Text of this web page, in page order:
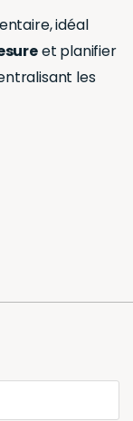
idéal
et planifier
les